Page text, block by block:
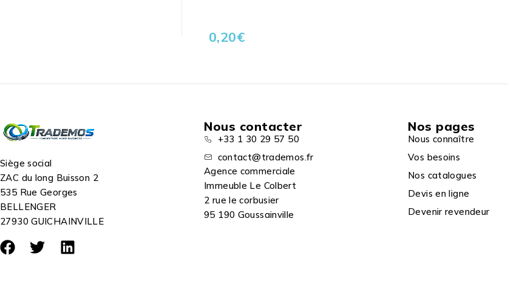
0,20€
Siège social
ZAC du long Buisson 2
535 Rue Georges
BELLENGER
27930 GUICHAINVILLE
Nous contacter
+33 1 30 29 57 50
contact@trademos.fr
Agence commerciale
Immeuble Le Colbert
2 rue le corbusier
95 190 Goussainville
Nos pages
Nous connaître
Vos besoins
Nos catalogues
Devis en ligne
Devenir revendeur